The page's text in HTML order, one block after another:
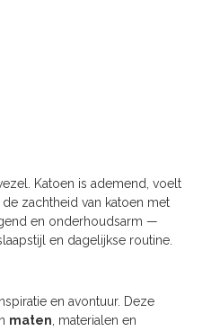
Katoen is ademend, voelt
zachtheid van katoen met
en onderhoudsarm —
en dagelijkse routine.
en avontuur. Deze
maten , materialen en